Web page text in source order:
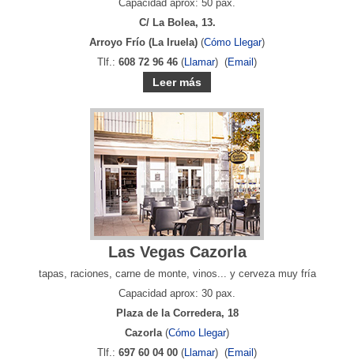
Capacidad aprox: 50 pax.
C/ La Bolea, 13.
Arroyo Frío (La Iruela) (Cómo Llegar)
Tlf.: 608 72 96 46 (Llamar) (Email )
Leer más
Las Vegas Cazorla
tapas, raciones, carne de monte, vinos... y cerveza muy fría
Capacidad aprox: 30 pax.
Plaza de la Corredera, 18
Cazorla(Cómo Llegar)
Tlf.: 697 60 04 00 (Llamar) (Email )